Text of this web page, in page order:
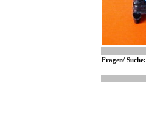
Fragen/ Suche: